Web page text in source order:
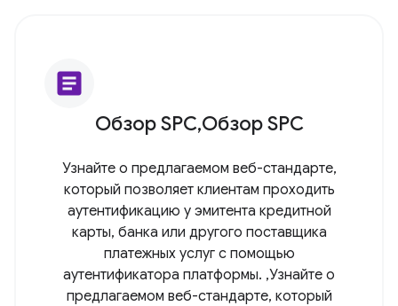
article
Обзор SPC,Обзор SPC
Узнайте о предлагаемом веб-стандарте,
который позволяет клиентам проходить
аутентификацию у эмитента кредитной
карты, банка или другого поставщика
платежных услуг с помощью
аутентификатора платформы. ,Узнайте о
предлагаемом веб-стандарте, который